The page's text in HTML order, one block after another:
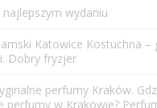
najlepszym wydaniu
Katowice Kostuchna –
Dobry fryzjer
perfumy Kraków.
perfumy w Krakowie?